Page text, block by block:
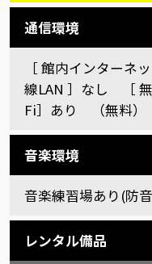
通信環境
［ 館内インター
線LAN ］なし ［
Fi］あり （無料）
音楽環境
音楽練習場あり(防
レンタル備品